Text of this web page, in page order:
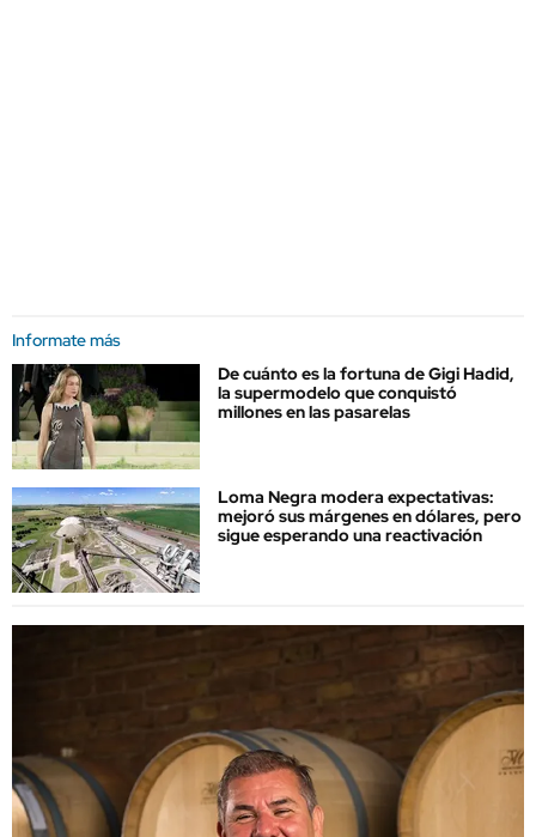
Informate más
De cuánto es la fortuna de Gigi Hadid,
la supermodelo que conquistó
millones en las pasarelas
Loma Negra modera expectativas:
mejoró sus márgenes en dólares, pero
sigue esperando una reactivación